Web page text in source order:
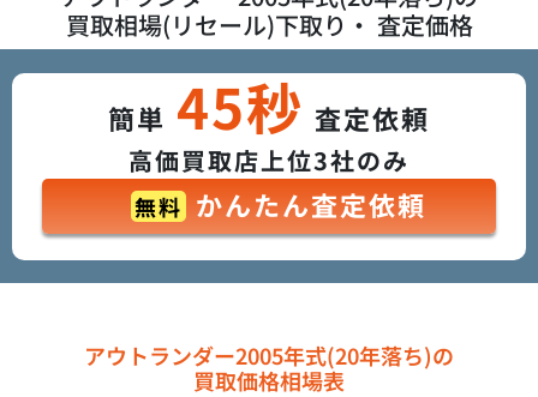
買取相場(リセール)下取り・ 査定価格
簡単 45秒 査定依頼
高価買取店上位3社のみ
無料 かんたん査定依頼
アウトランダー2005年式(20年落ち)の
買取価格相場表